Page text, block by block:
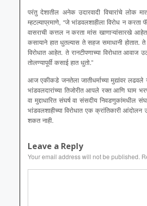
परंतु देशातील अनेक उदारवादी विचारांचे लोक
म्हटल्याप्रमाणे, “जे भांडवलशाहीला विरोध न करता
वासराची कत्तल न करता मांस खाणाऱ्यांसारखे
कसायाने हात धुतल्यास ते सहज समाधानी होतात. ते
विरोधात आहेत. ते रानटीपणाच्या विरोधात
तोलण्यापूर्वी कसाई हात धुतो.”
आज एकीकडे जनतेला जातीधर्माच्या मुद्यांवर
भांडवलदारांच्या तिजोरीत आपले रक्त आणि घाम
वा मुद्दाधारित संघर्ष वा संसदीय निवडणुकांमधील
भांडवलशाहीच्या विरोधात एक क्रांतिकारी
शकत नाही.
Leave a Reply
Your email address will not be published.